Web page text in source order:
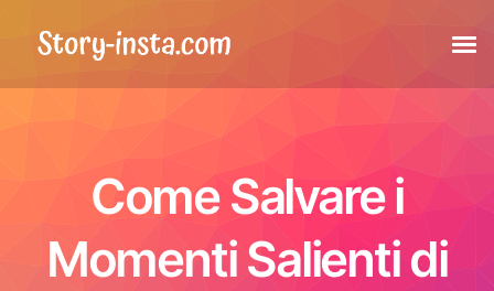
Evidenze
Post
Come Salvare i
Momenti Salienti di